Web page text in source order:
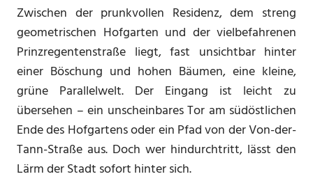
Zwischen der prunkvollen Residenz, dem streng
geometrischen Hofgarten und der vielbefahrenen
Prinzregentenstraße liegt, fast unsichtbar hinter
einer Böschung und hohen Bäumen, eine kleine,
grüne Parallelwelt. Der Eingang ist leicht zu
übersehen – ein unscheinbares Tor am südöstlichen
Ende des Hofgartens oder ein Pfad von der Von-der-
Tann-Straße aus. Doch wer hindurchtritt, lässt den
Lärm der Stadt sofort hinter sich.